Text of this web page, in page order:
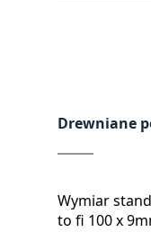
Drewniane
Wymiar
to fi 100 x